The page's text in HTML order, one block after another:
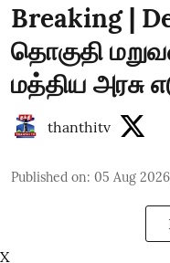
Breaking |
தொகுதி
மத்திய அரசு
thanthitv
Published on: 05 Aug
X